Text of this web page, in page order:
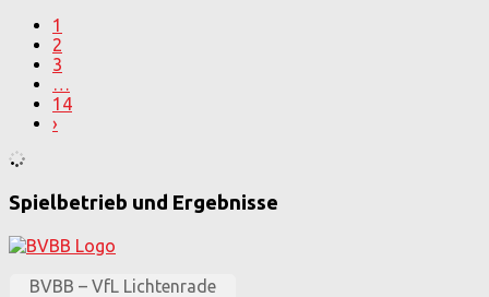
1
2
3
…
14
›
Spielbetrieb und Ergebnisse
BVBB – VfL Lichtenrade